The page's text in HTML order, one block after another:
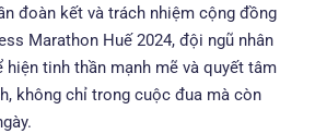
đoàn kết và trách nhiệm cộng đồng
Marathon Huế 2024, đội ngũ nhân
hiện tinh thần mạnh mẽ và quyết tâm
không chỉ trong cuộc đua mà còn